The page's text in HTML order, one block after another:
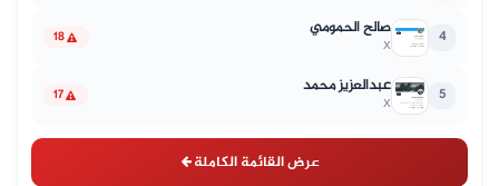
4 صالح الحمومي
X
18
5 عبدالعزيز محمد
X
17
عرض القائمة الكاملة